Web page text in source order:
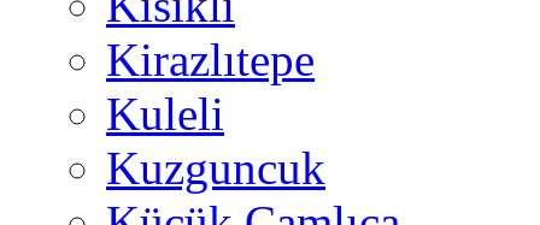
Kirazlıtepe
Kuleli
Kuzguncuk